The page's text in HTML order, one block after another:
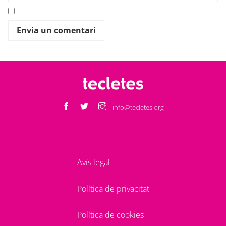
info@tecletes.org
Avís legal
Política de privacitat
Política de cookies